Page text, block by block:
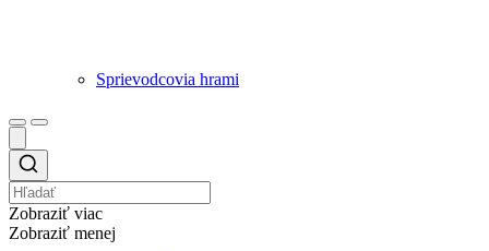
Sprievodcovia hrami
Zobraziť viac
Zobraziť menej